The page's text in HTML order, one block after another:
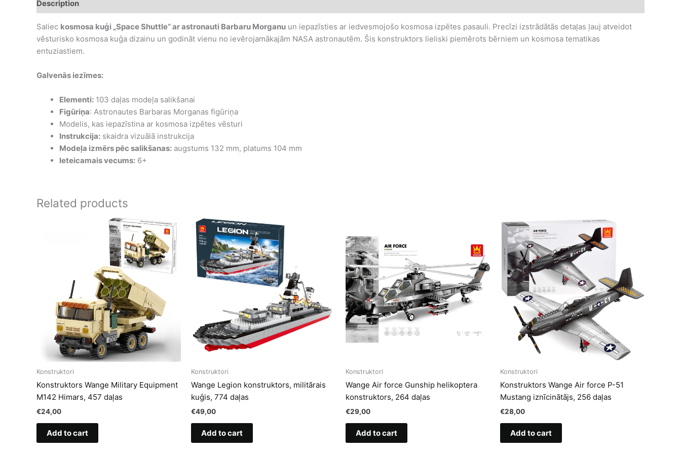
Description
Saliec kosmosa kuģi „Space Shuttle“ ar astronauti Barbaru Morganu un iepazīsties ar iedvesmojošo kosmosa izpētes pasauli. Precīzi izstrādātās detaļas ļauj atveidot
vēsturisko kosmosa kuģa dizainu un godināt vienu no ievērojamākajām NASA astronautēm. Šis konstruktors lieliski piemērots bērniem un kosmosa tematikas
entuziastiem.
Galvenās iezīmes:
Elementi: 103 daļas modeļa salikšanai
Figūriņa: Astronautes Barbaras Morganas figūriņa
Modelis, kas iepazīstina ar kosmosa izpētes vēsturi
Instrukcija: skaidra vizuālā instrukcija
Modeļa izmērs pēc salikšanas: augstums 132 mm, platums 104 mm
Ieteicamais vecums: 6+
Related products
Konstruktori
Konstruktors Wange Military Equipment
M142 Himars, 457 daļas
€24,00
Add to cart
Konstruktori
Wange Legion konstruktors, militārais
kuģis, 774 daļas
€49,00
Add to cart
Konstruktori
Wange Air force Gunship helikoptera
konstruktors, 264 daļas
€29,00
Add to cart
Konstruktori
Konstruktors Wange Air force P-51
Mustang iznīcinātājs, 256 daļas
€28,00
Add to cart